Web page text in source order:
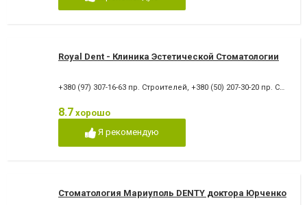
восстановление эмали
Шинирование зубов
Элайнеры
Royal Dent - Клиника Эстетической Стоматологии
+380 (97) 307-16-63 пр. Строителей, +380 (50) 207-30-20 пр. Строителей
8.7 хорошо
Я рекомендую
Стоматология Мариуполь DENTY доктора Юрченко